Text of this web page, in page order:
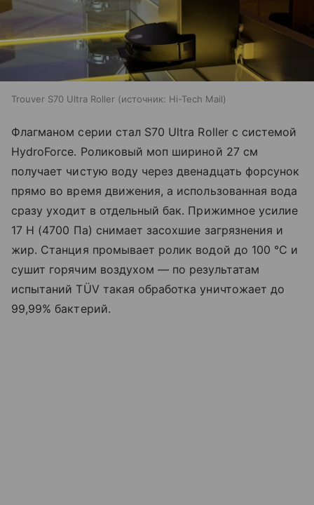
Trouver S70 Ultra Roller источник: Hi-Tech Mail
Флагманом серии стал S70 Ultra Roller с системой
HydroForce. Роликовый моп шириной 27 см
получает чистую воду через двенадцать форсунок
прямо во время движения, а использованная вода
сразу уходит в отдельный бак. Прижимное усилие
17 Н (4700 Па) снимает засохшие загрязнения и
жир. Станция промывает ролик водой до 100 °C и
сушит горячим воздухом — по результатам
испытаний TÜV такая обработка уничтожает до
99,99% бактерий.